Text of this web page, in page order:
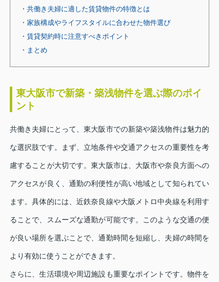
・共働き夫婦に適した賃貸物件の特徴とは
・家族構成やライフスタイルに合わせた物件選び
・賃貸契約時に注意すべきポイント
・まとめ
東大阪市で新築・築浅物件を選ぶ際のポイ
ント
共働き夫婦にとって、東大阪市での新築や築浅物件は魅力的
な選択肢です。まず、立地条件や交通アクセスの重要性を考
慮することが大切です。東大阪市は、大阪市や奈良方面への
アクセスが良く、通勤の利便性が高い地域として知られてい
ます。具体的には、近鉄奈良線や大阪メトロ中央線を利用す
ることで、スムーズな通勤が可能です。このような交通の便
が良い場所を選ぶことで、通勤時間を短縮し、夫婦の時間を
より有効に使うことができます。
さらに、生活環境や周辺施設も重要なポイントです。物件を